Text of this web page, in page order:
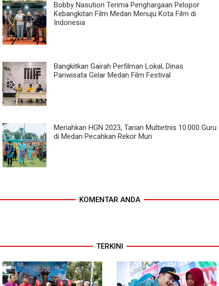
Bobby Nasution Terima Penghargaan Pelopor
Kebangkitan Film Medan Menuju Kota Film di
Indonesia
Bangkitkan Gairah Perfilman Lokal, Dinas
Pariwisata Gelar Medan Film Festival
Meriahkan HGN 2023, Tarian Multietnis 10.000 Guru
di Medan Pecahkan Rekor Muri
KOMENTAR ANDA
TERKINI